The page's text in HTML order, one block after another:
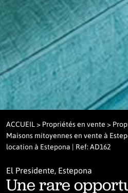
ACCUEIL > Propriétés en vente >
Maisons mitoyennes en vente à
location à Estepona | Ref: AD162
El Presidente, Estepona
Une rare